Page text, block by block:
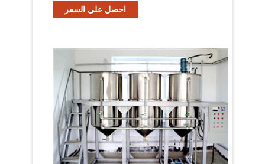
احصل على السعر